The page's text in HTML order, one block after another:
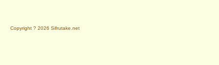
Copyright ? 2026 Sifrutake.net